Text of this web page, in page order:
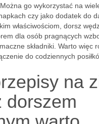
go wykorzystać na
czy jako dodatek do
właściwościom, dorsz
dla osób pragnących
składniki. Warto więc
do codziennych
na
dorszem